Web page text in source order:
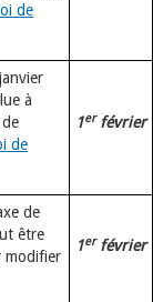
de
à
de
1erfévrier
de
être
modifier
1erfévrier